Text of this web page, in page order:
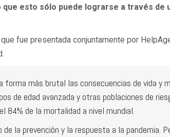
esto sólo puede lograrse a través de
que fue presentada conjuntamente por
forma más brutal las consecuencias de vida y
de edad avanzada y otras poblaciones de
84% de la mortalidad a nivel mundial.
la prevención y la respuesta a la pandemia.